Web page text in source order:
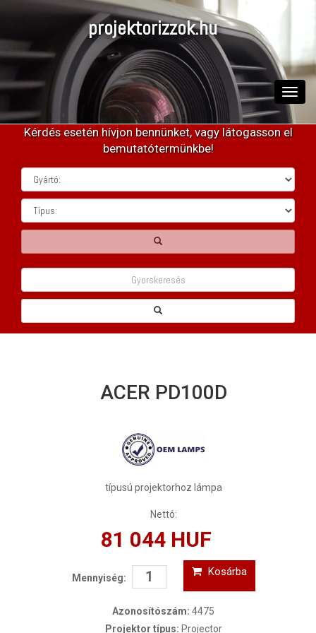
projektorizzok.hu
Toggle
Kérdés esetén hívjon bennünket, vagy látogasson el
bemutatótermünkbe!
ACER PD100D
típusú projektorhoz lámpa
Nettó:
81 044 HUF
Mennyiség:
Kosárba
Azonosítószám: 4475
Projektor típus: Projector